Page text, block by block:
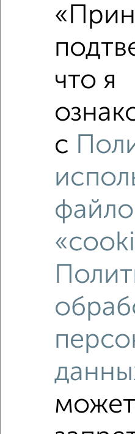
Похожие
3‑комнатные квартиры
Рядом, с меньшей
Недалеко от Октябрьская
что я
с